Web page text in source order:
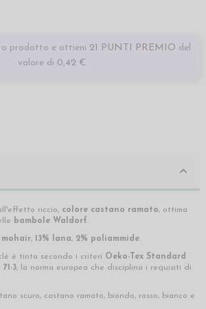
prodotto e ottieni 21 PUNTI PREMIO del
valore di 0,42 €
riccio, colore castano ramato, ottima
bambole Waldorf.
mohair, 13% lana, 2% poliammide.
è tinta secondo i criteri Oeko-Tex Standard
3, la norma europea che disciplina i requisiti di
scuro, castano ramato, biondo, rosso, bianco e